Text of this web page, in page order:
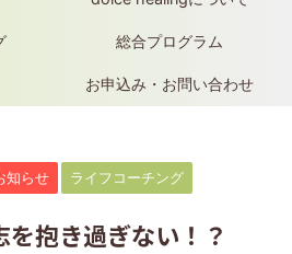
総合プログラム
お申込み・お問い合わせ
知らせ ライフコーチング
を抱き過ぎない！？